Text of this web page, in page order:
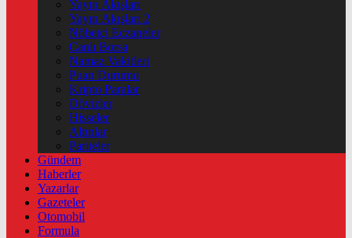
Yayın Akışları
Yayın Akışları 2
Nöbetçi Eczaneler
Canlı Borsa
Namaz Vakitleri
Puan Durumu
Kripto Paralar
Dövizler
Hisseler
Altınlar
Pariteler
Gündem
Haberler
Yazarlar
Gazeteler
Otomobil
Formula